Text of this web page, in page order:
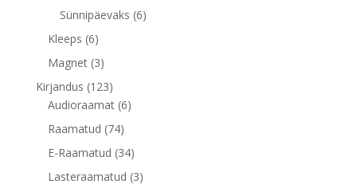
toodet
Sünnipäevaks 66
Kleeps 66
toodet
Magnet 33
toodet
Kirjandus 123123
toodet
Audioraamat 66
Raamatud 7474
toodet
E-Raamatud 3434
toodet
Lasteraamatud 33